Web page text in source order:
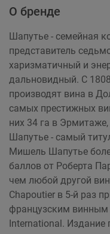
О бренде
Шапутье - семейная
представитель
харизматичный и
дальновидный. C
производят вина в
самых престижных
них 34 га в
Шапутье - самый
Мишель Шапутье
баллов от Роберта
чем любой другой
Chapoutier в 5-й раз
французским винным
International.